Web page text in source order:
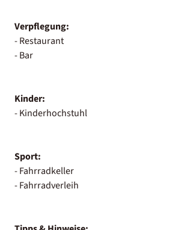
Verpflegung:
- Restaurant
- Bar
Kinder:
- Kinderhochstuhl
Sport:
- Fahrradkeller
- Fahrradverleih